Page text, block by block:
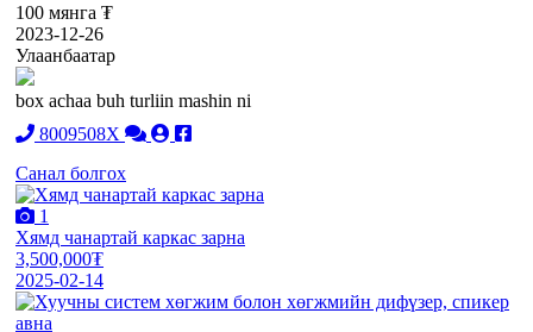
100 мянга ₮
2023-12-26
Улаанбаатар
box achaa buh turliin mashin ni
8009508X
Санал болгох
1
Хямд чанартай каркас зарна
3,500,000₮
2025-02-14